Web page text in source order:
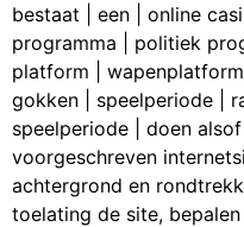
bestaat | een | online
programma | politiek
platform |
gokken | speelperiode |
speelperiode | doen
voorgeschreven
achtergrond en
toelating de site,